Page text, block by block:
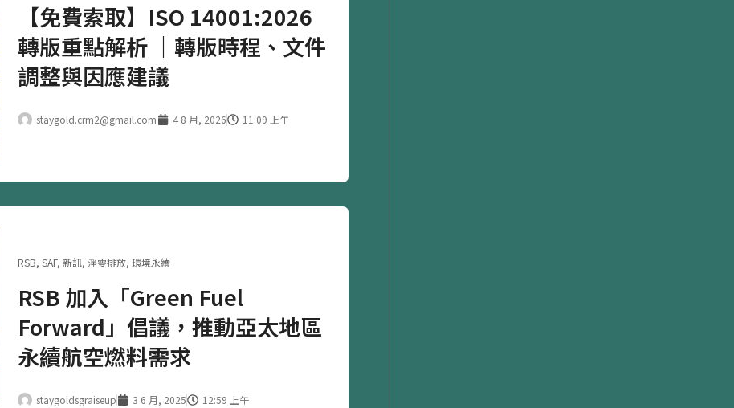
【免費索取】ISO 14001:2026
轉版重點解析 ｜轉版時程、文件
調整與因應建議
staygold.crm2@gmail.com 4 8 月, 2026 11:09 上午
RSB,SAF,新訊,淨零排放, 環境永續
RSB 加入「Green Fuel
Forward」倡議，推動亞太地區
永續航空燃料需求
staygoldsgraiseup 3 6 月, 2025 12:59 上午